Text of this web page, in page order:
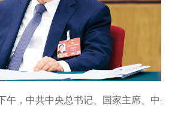
，中共中央总书记、国家主席、中央